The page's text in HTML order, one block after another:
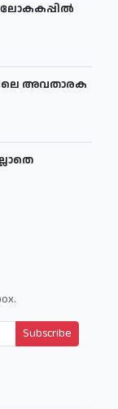
ലോകകപ്പിൽ
അവതാരക
Subscribe